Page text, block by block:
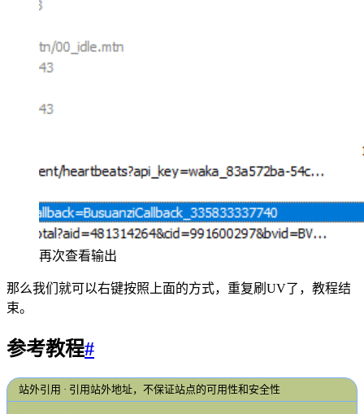
再次查看输出
那么我们就可以右键按照上面的方式，重复刷UV了，教程结
束。
参考教程#
站外引用 · 引用站外地址，不保证站点的可用性和安全性